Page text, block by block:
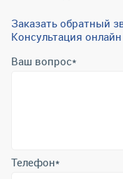
Заказать обратный
Консультация онлайн
Ваш вопрос*
Отправляя форму вы